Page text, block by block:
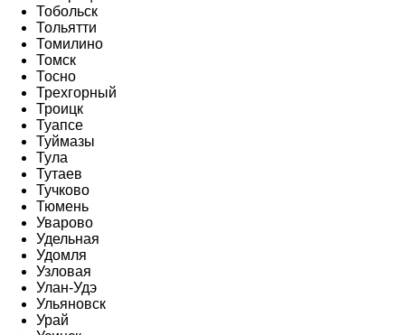
Тобольск
Тольятти
Томилино
Томск
Тосно
Трехгорный
Троицк
Туапсе
Туймазы
Тула
Тутаев
Тучково
Тюмень
Уварово
Удельная
Удомля
Узловая
Улан-Удэ
Ульяновск
Урай